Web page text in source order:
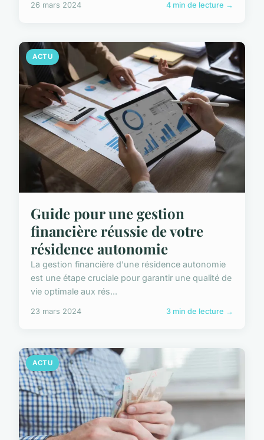
26 mars 2024 4 min de lecture →
ACTU
Guide pour une gestion
financière réussie de votre
résidence autonomie
La gestion financière d'une résidence autonomie
est une étape cruciale pour garantir une qualité de
vie optimale aux rés...
23 mars 2024 3 min de lecture →
ACTU